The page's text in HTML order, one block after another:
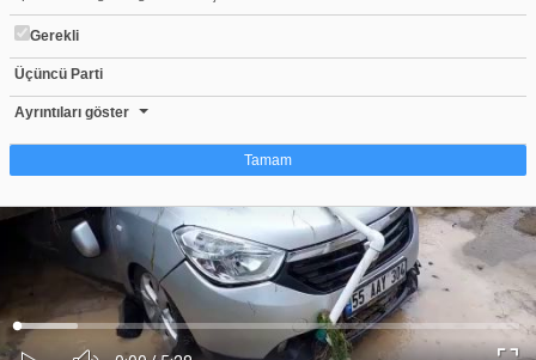
Gerekli
Üçüncü Parti
Ayrıntıları göster
Tamam
Çerez nedir?
Çerezler, web-sitelerinin, kullanıcıların deneyimlerini daha verimli hale getirmek
amacıyla kullandığı küçük metin dosyalarıdır. Yasalara göre, bu sitenin
işletilmesi için kesinlikle gerekli olan çerezleri cihazınıza yerleştirebiliyoruz.
Diğer çerez türleri için sizden izin almamız gerekiyor. Bu site farklı çerez türleri
kullanmaktadır. Bazı çerezler, sayfalarımızda yer alan üçüncü şahıs hizmetleri
tarafından yerleştirilir. İzniniz şu alanlar için geçerlidir: web.tv
Ses
Yüklendi:
Yükleniyor:
0%
İstinat duvarı araçların üzerine devrildi